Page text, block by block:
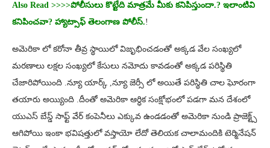
Also Read >>>>పోలీసులు కొట్టేది మాత్రమే మీకు కనిపిస్తుందా.? ఇలాంటివి
కనిపించవా? హ్యాట్సాఫ్ తెలంగాణ పోలీస్.!
అమెరికా లో కరోనా తీవ్ర స్థాయిలో విజృభించడంతో అక్కడ వేల సంఖ్యలో
మరణాలు లక్షల సంఖ్యలో కేసులు నమోదు కావడంతో అక్కడ పరిస్థితి
చేజారిపోయింది .న్యూ యార్క్ ,న్యూ జెర్సీ లో అయితే పరిస్థితి చాల ఘోరంగా
తయారు అయ్యింది .దీంతో అమెరికా ఆర్ధిక సంక్షోభంలో పడగా మన దేశంలో
యుఎస్ బేస్డ్ సాఫ్ట్ వేర్ కంపెనీలు ఎక్కువ ఉండడంతో అమెరికా నుండి ప్రాజెక్ట్స్
ఆగిపోయి ఇంకా భవిషత్తులో వస్తాయో లేదో తెలియక చాలామందికి టెర్మినేషన్